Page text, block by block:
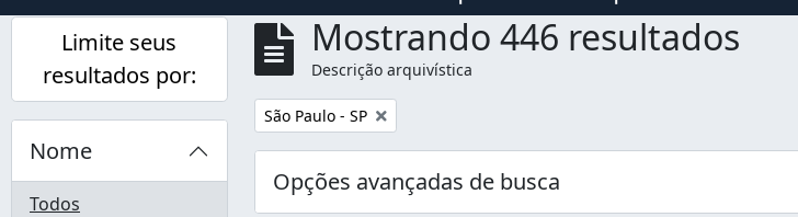
Limite seus
resultados por:
Nome
Todos
Mostrando 446 resultados
Descrição arquivística
Remover filtro:
São Paulo - SP
Opções avançadas de busca